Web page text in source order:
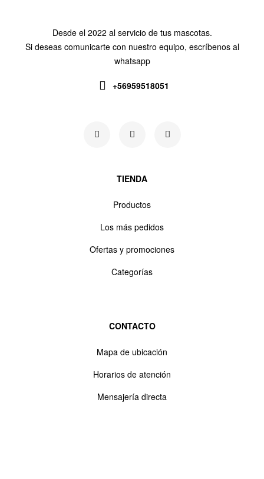
Desde el 2022 al servicio de tus mascotas.
Si deseas comunicarte con nuestro equipo, escríbenos al
whatsapp
+56959518051
TIENDA
Productos
Los más pedidos
Ofertas y promociones
Categorías
CONTACTO
Mapa de ubicación
Horarios de atención
Mensajería directa